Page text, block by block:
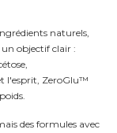
naturels,
objectif clair :
l'esprit, ZeroGlu™
des formules avec